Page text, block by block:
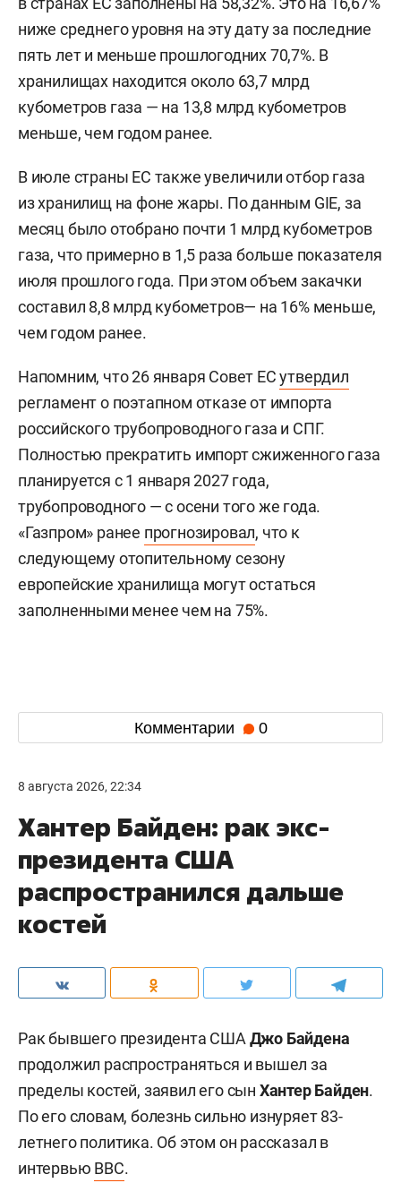
ниже среднего уровня на эту дату за последние
пять лет и меньше прошлогодних 70,7%. В
хранилищах находится около 63,7 млрд
кубометров газа — на 13,8 млрд кубометров
меньше, чем годом ранее.
В июле страны ЕС также увеличили отбор газа
из хранилищ на фоне жары. По данным GIE, за
месяц было отобрано почти 1 млрд кубометров
газа, что примерно в 1,5 раза больше показателя
июля прошлого года. При этом объем закачки
составил 8,8 млрд кубометров— на 16% меньше,
чем годом ранее.
Напомним, что 26 января Совет ЕСутвердил
регламент о поэтапном отказе от импорта
российского трубопроводного газа и СПГ.
Полностью прекратить импорт сжиженного газа
планируется с 1 января 2027 года,
трубопроводного — с осени того же года.
«Газпром» ранее прогнозировал, что к
следующему отопительному сезону
европейские хранилища могут остаться
заполненными менее чем на 75%.
Комментарии 0
8 августа 2026, 22:34
Хантер Байден: рак экс-
президента США
распространился дальше
костей
Рак бывшего президента СШАДжо Байдена
продолжил распространяться и вышел за
пределы костей, заявил его сын Хантер Байден.
По его словам, болезнь сильно изнуряет 83-
летнего политика. Об этом он рассказал в
интервью BBC.